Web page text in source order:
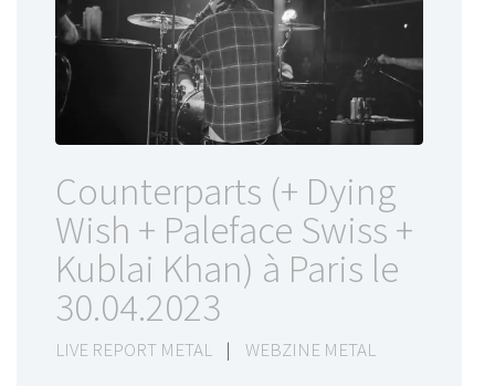
Counterparts (+ Dying
Wish + Paleface Swiss +
Kublai Khan) à Paris le
30.04.2023
LIVE REPORT METAL | WEBZINE METAL